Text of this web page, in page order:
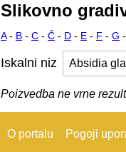
Slikovno
A- B - C - Č - D - E - F - G
Iskalni niz
Poizvedba ne vrne
O portalu Pogoji